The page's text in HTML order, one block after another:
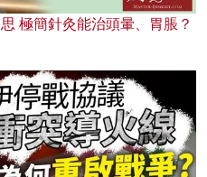
極簡針灸能治頭暈、胃脹？